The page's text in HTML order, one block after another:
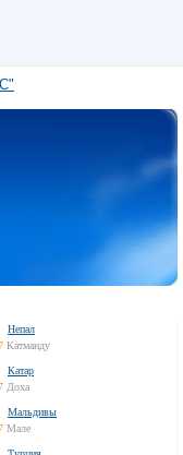
Непал
Катманду
Катар
Доха
Мальдивы
Мале